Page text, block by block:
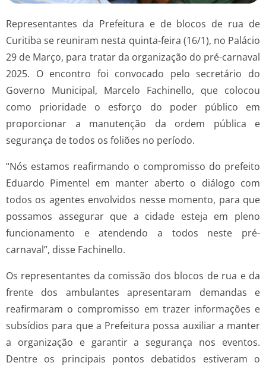
Representantes da Prefeitura e de blocos de rua de
Curitiba se reuniram nesta quinta-feira (16/1), no Palácio
29 de Março, para tratar da organização do pré-carnaval
2025. O encontro foi convocado pelo secretário do
Governo Municipal, Marcelo Fachinello, que colocou
como prioridade o esforço do poder público em
proporcionar a manutenção da ordem pública e
segurança de todos os foliões no período.
“Nós estamos reafirmando o compromisso do prefeito
Eduardo Pimentel em manter aberto o diálogo com
todos os agentes envolvidos nesse momento, para que
possamos assegurar que a cidade esteja em pleno
funcionamento e atendendo a todos neste pré-
carnaval”, disse Fachinello.
Os representantes da comissão dos blocos de rua e da
frente dos ambulantes apresentaram demandas e
reafirmaram o compromisso em trazer informações e
subsídios para que a Prefeitura possa auxiliar a manter
a organização e garantir a segurança nos eventos.
Dentre os principais pontos debatidos estiveram o